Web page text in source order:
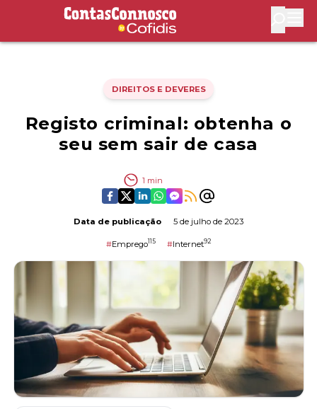
Contas Connosco by Cofidis
DIREITOS E DEVERES
Registo criminal: obtenha o
seu sem sair de casa
1 min
Data de publicação 5 de julho de 2023
#Emprego115 #Internet92